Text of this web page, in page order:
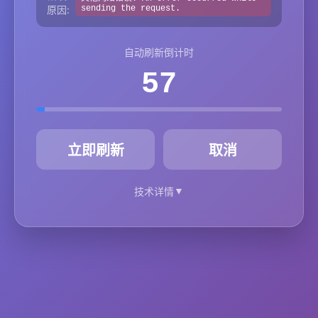
原因:
sending the request.
自动刷新倒计时
57
立即刷新 取消
技术详情▼